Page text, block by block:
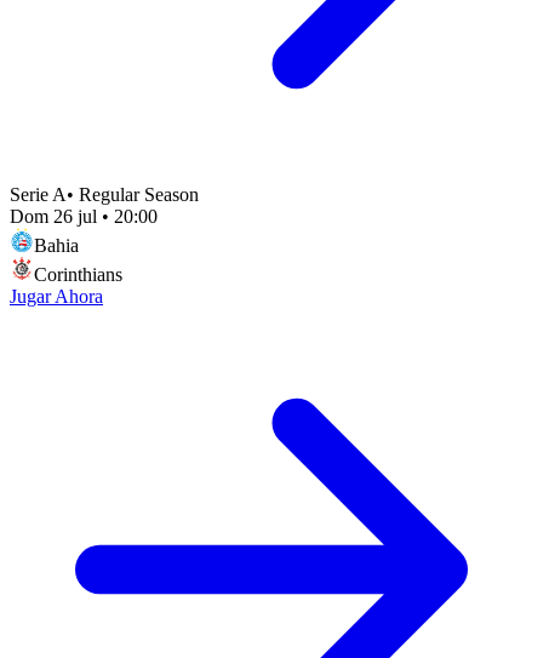
Serie A• Regular Season
Dom 26 jul • 20:00
Bahia
Corinthians
Jugar Ahora